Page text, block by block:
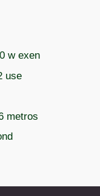
w exen
use
metros